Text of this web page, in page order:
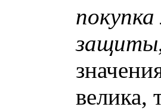
защиты
велика,